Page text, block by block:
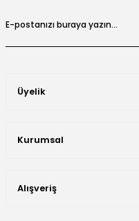
Üyelik
Kurumsal
Alışveriş